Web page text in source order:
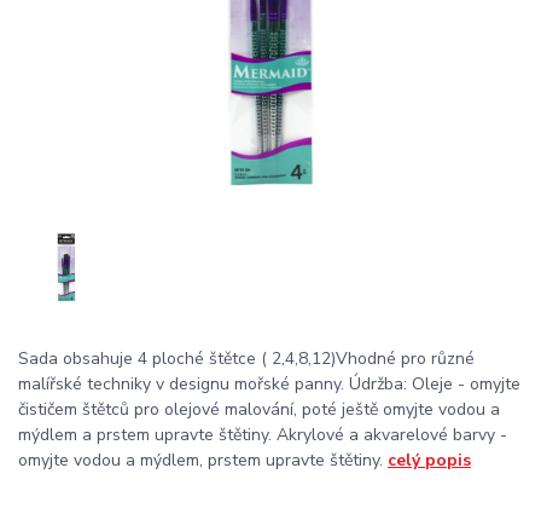
Sada obsahuje 4 ploché štětce ( 2,4,8,12)Vhodné pro různé
malířské techniky v designu mořské panny. Údržba: Oleje - omyjte
čističem štětců pro olejové malování, poté ještě omyjte vodou a
mýdlem a prstem upravte štětiny. Akrylové a akvarelové barvy -
omyjte vodou a mýdlem, prstem upravte štětiny. celý popis